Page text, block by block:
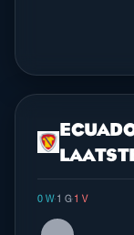
0 W· 1 G· 1 V